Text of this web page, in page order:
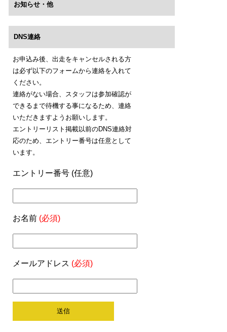
お知らせ・他
DNS連絡
お申込み後、出走をキャンセルされる方
は必ず以下のフォームから連絡を入れて
ください。
連絡がない場合、スタッフは参加確認が
できるまで待機する事になるため、連絡
いただきますようお願いします。
エントリーリスト掲載以前のDNS連絡対
応のため、エントリー番号は任意として
います。
エントリー番号 (任意)
お名前 (必須)
メールアドレス (必須)